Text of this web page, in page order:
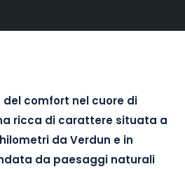
comfort nel cuore di
ricca di carattere situata a
da Verdun e in
da paesaggi naturali